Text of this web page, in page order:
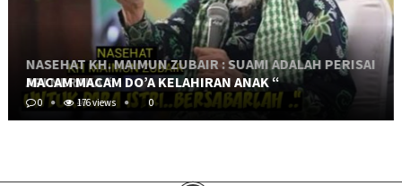
NASEHAT KH. MAIMUN ZUBAIR : SUAMI ADALAH PERISAI
API NERAKA “
0 466 views 0
MACAM MACAM DO’A KELAHIRAN ANAK “
0 176 views 0